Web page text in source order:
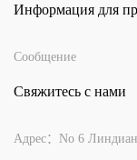
Информация для
Сообщение
Свяжитесь с нами
Адрес：No 6